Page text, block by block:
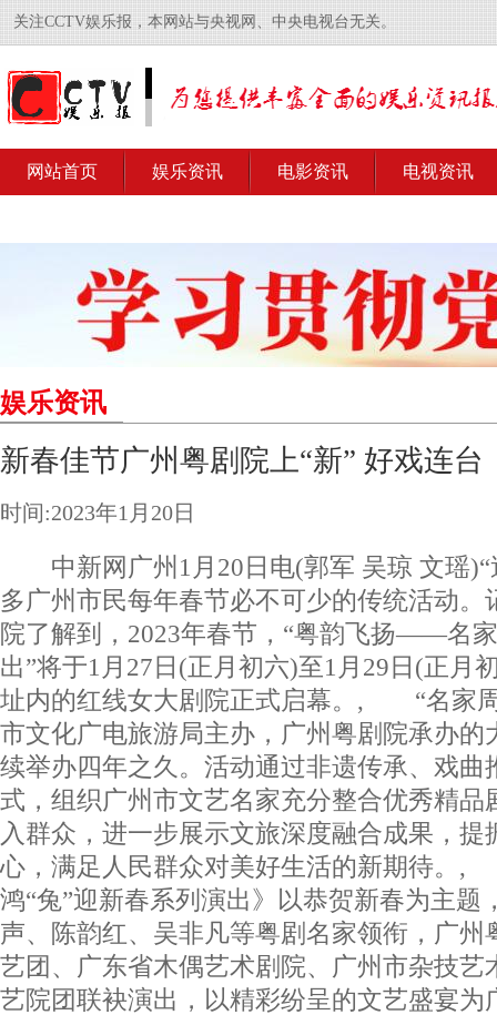
关注CCTV娱乐报，本网站与央视网、中央电视台无关。
网站首页 娱乐资讯 电影资讯 电视资讯
娱乐资讯
新春佳节广州粤剧院上“新” 好戏连台
时间:2023年1月20日
中新网广州1月20日电(郭军 吴琼 文瑶)“
多广州市民每年春节必不可少的传统活动。
院了解到，2023年春节，“粤韵飞扬——名
出”将于1月27日(正月初六)至1月29日(正月
址内的红线女大剧院正式启幕。, “名家
市文化广电旅游局主办，广州粤剧院承办的
续举办四年之久。活动通过非遗传承、戏曲
式，组织广州市文艺名家充分整合优秀精品
入群众，进一步展示文旅深度融合成果，提
心，满足人民群众对美好生活的新期待
鸿“兔”迎新春系列演出》以恭贺新春为主题
声、陈韵红、吴非凡等粤剧名家领衔，广州
艺团、广东省木偶艺术剧院、广州市杂技艺
艺院团联袂演出，以精彩纷呈的文艺盛宴为